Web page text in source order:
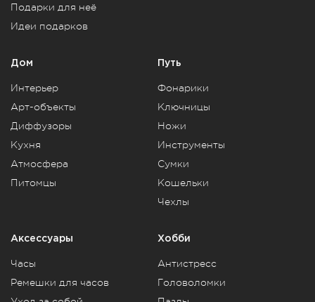
Подарки для неё
Идеи подарков
Дом
Интерьер
Арт-объекты
Диффузоры
Кухня
Атмосфера
Питомцы
Путь
Фонарики
Ключницы
Ножи
Инструменты
Сумки
Кошельки
Чехлы
Аксессуары
Часы
Ремешки для часов
Хобби
Антистресс
Головоломки